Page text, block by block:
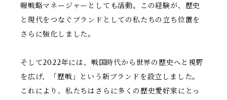
報戦略マネージャーとしても活動。この経験が、歴史
と現代をつなぐブランドとしての私たちの立ち位置を
さらに強化しました。
そして2022年には、戦国時代から世界の歴史へと視野
を広げ、「歴戦」という新ブランドを設立しました。
これにより、私たちはさらに多くの歴史愛好家にとっ